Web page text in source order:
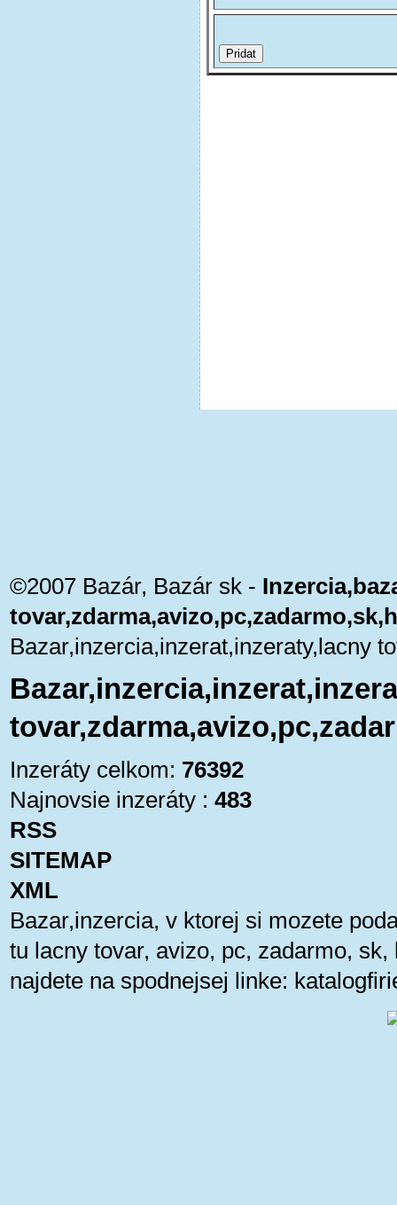
©2007 Bazár, Bazár sk -
Bazar,inzercia,inzerat,inzeraty,lacny
Inzeráty celkom: 76392
Najnovsie inzeráty : 483
RSS
SITEMAP
XML
Bazar,inzercia, v ktorej si mozete
tu lacny tovar, avizo, pc, zadarmo,
najdete na spodnejsej linke: